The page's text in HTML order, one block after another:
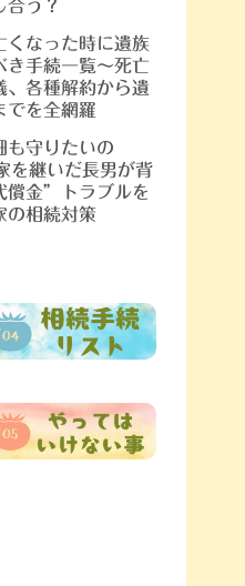
合う？
くなった時に遺族
き手続一覧～死亡
、各種解約から遺
でを全網羅
も守りたいの
を継いだ長男が背
償金”トラブルを
の相続対策